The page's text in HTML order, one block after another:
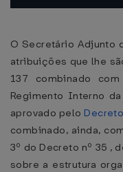
O Secretário Adjunto
atribuições que lhe
137 combinado
Regimento Interno
aprovado pelo
combinado, ainda,
3º do Decreto nº 35 ,
sobre a estrutura